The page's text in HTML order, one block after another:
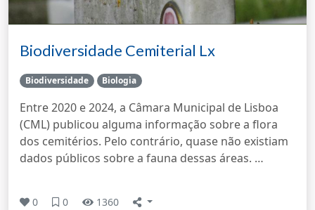
Biodiversidade Cemiterial Lx
Biodiversidade Biologia
Entre 2020 e 2024, a Câmara Municipal de Lisboa
(CML) publicou alguma informação sobre a flora
dos cemitérios. Pelo contrário, quase não existiam
dados públicos sobre a fauna dessas áreas. …
0 0 1360